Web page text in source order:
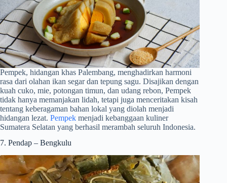
Pempek, hidangan khas Palembang, menghadirkan harmoni
rasa dari olahan ikan segar dan tepung sagu. Disajikan dengan
kuah cuko, mie, potongan timun, dan udang rebon, Pempek
tidak hanya memanjakan lidah, tetapi juga menceritakan kisah
tentang keberagaman bahan lokal yang diolah menjadi
hidangan lezat. Pempek menjadi kebanggaan kuliner
Sumatera Selatan yang berhasil merambah seluruh Indonesia.
7. Pendap – Bengkulu